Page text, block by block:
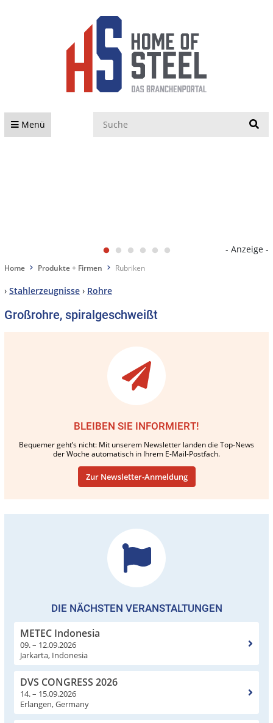
Menü
- Anzeige -
Home Produkte + Firmen Rubriken
› Stahlerzeugnisse › Rohre
Großrohre, spiralgeschweißt
BLEIBEN SIE INFORMIERT!
Bequemer geht’s nicht: Mit unserem Newsletter landen die Top-News
der Woche automatisch in Ihrem E-Mail-Postfach.
Zur Newsletter-Anmeldung
DIE NÄCHSTEN VERANSTALTUNGEN
METEC Indonesia
09. – 12.09.2026
Jarkarta, Indonesia
DVS CONGRESS 2026
14. – 15.09.2026
Erlangen, Germany